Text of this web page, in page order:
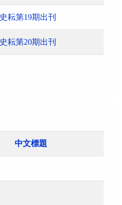
史耘第19期出刊
史耘第20期出刊
中文標題